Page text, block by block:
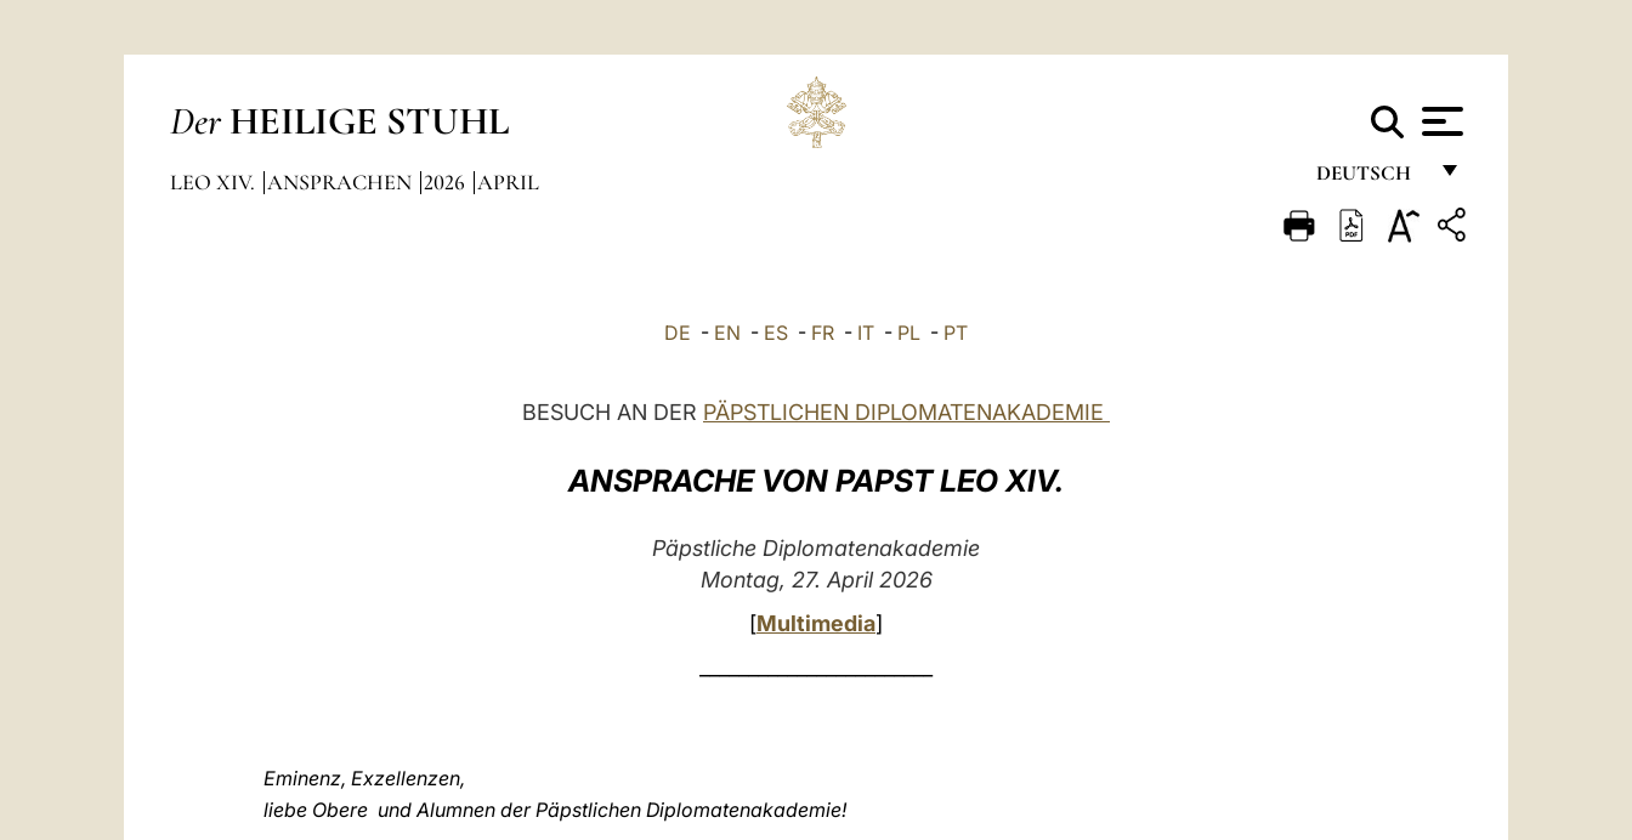
Der HEILIGE STUHL
DEUTSCH
FRANÇAIS
LEO XIV. ANSPRACHEN 2026 APRIL
DE - EN - ES - FR - IT - PL - PT
BESUCH AN DER PÄPSTLICHEN DIPLOMATENAKADEMIE
ANSPRACHE VON PAPST LEO XIV.
Päpstliche Diplomatenakademie
Montag, 27. April 2026
[Multimedia]
Eminenz, Exzellenzen,
liebe Obere und Alumnen der Päpstlichen Diplomatenakademie!